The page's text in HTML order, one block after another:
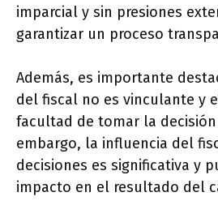
imparcial y sin presiones
garantizar un proceso
Además, es importante
del fiscal no es vinculante y
facultad de tomar la decisión
embargo, la influencia del
decisiones es significativa y
impacto en el resultado del